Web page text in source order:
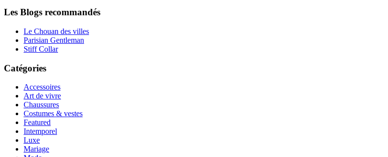
Les Blogs recommandés
Le Chouan des villes
Parisian Gentleman
Stiff Collar
Catégories
Accessoires
Art de vivre
Chaussures
Costumes & vestes
Featured
Intemporel
Luxe
Mariage